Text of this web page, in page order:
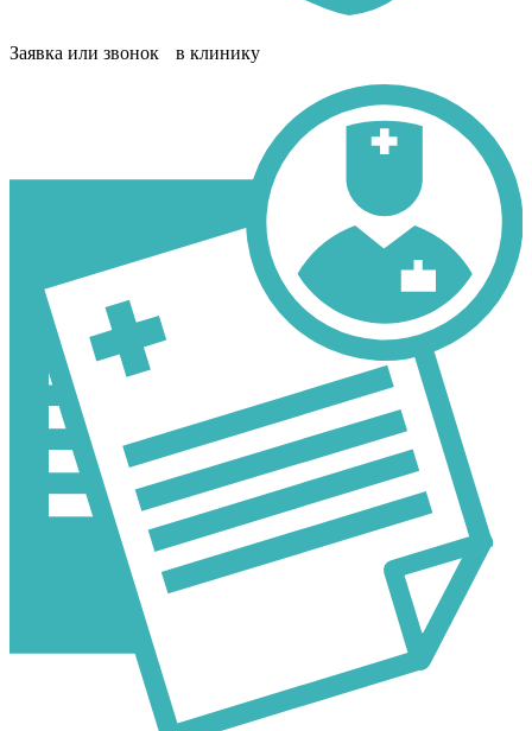
Заявка или звонок в клинику